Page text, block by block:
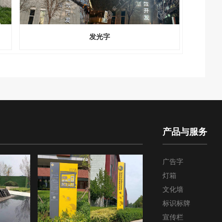
发光字
产品与服务
广告字
灯箱
文化墙
标识标牌
宣传栏